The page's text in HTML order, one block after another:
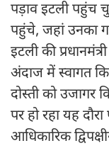
पड़ाव इटली पहुंच
पहुंचे, जहां उनका
इटली की
अंदाज में स्वागत
दोस्ती को उजागर
पर हो रहा यह
आधिकारिक